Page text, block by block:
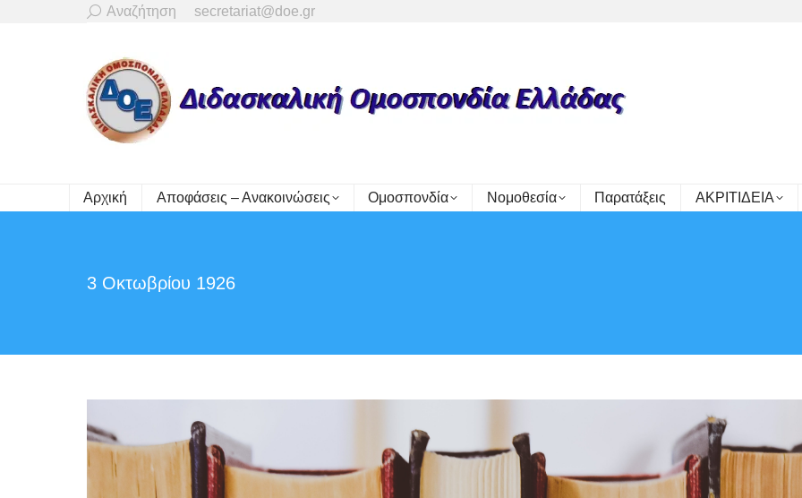
Search:
Αναζήτηση secretariat@doe.gr
Αρχική Αποφάσεις – Ανακοινώσεις Ομοσπονδία Νομοθεσία Παρατάξεις ΑΚΡΙΤΙΔΕΙΑ
3 Οκτωβρίου 1926